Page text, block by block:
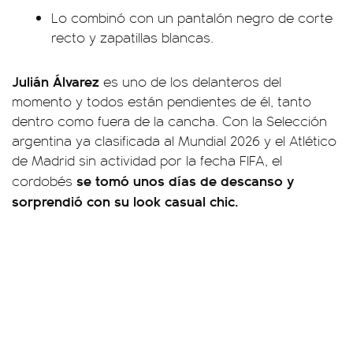
Lo combinó con un pantalón negro de corte
recto y zapatillas blancas.
Julián Álvarez es uno de los delanteros del
momento y todos están pendientes de él, tanto
dentro como fuera de la cancha. Con la Selección
argentina ya clasificada al Mundial 2026 y el Atlético
de Madrid sin actividad por la fecha FIFA, el
cordobés se tomó unos días de descanso y
sorprendió con su look casual chic.